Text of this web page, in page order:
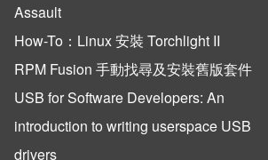
Assault
How-To：Linux 安裝 Torchlight II
RPM Fusion 手動找尋及安裝舊版套件
USB for Software Developers: An
introduction to writing userspace USB
drivers